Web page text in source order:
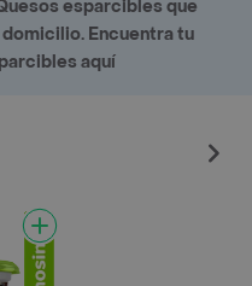
esparcibles que
Encuentra tu
aquí